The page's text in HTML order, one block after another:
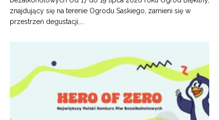
znajdujący się na terenie Ogrodu Saskiego, zamieni się w
przestrzeń degustacji,...